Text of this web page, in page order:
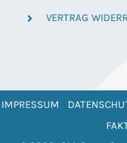
VERTRAG
IMPRESSUM